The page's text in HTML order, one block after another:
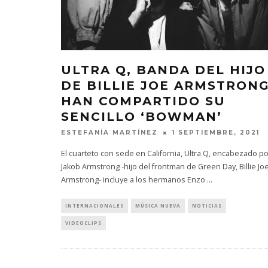
ULTRA Q, BANDA DEL HIJO
DE BILLIE JOE
HAN COMPARTIDO SU
SENCILLO ‘BOWMAN’
ESTEFANÍA MARTÍNEZ 1 SEPTIEMBRE, 2021
El cuarteto con sede en California, Ultra Q, encabezado
Jakob Armstrong -hijo del frontman de Green Day, Billie Joe
Armstrong- incluye a los hermanos Enzo ...
INTERNACIONALES MÚSICA NUEVA NOTICIAS
VIDEOCLIPS